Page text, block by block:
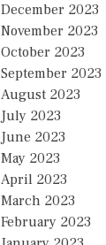
December 2023
November 2023
October 2023
September 2023
August 2023
July 2023
June 2023
May 2023
April 2023
March 2023
February 2023